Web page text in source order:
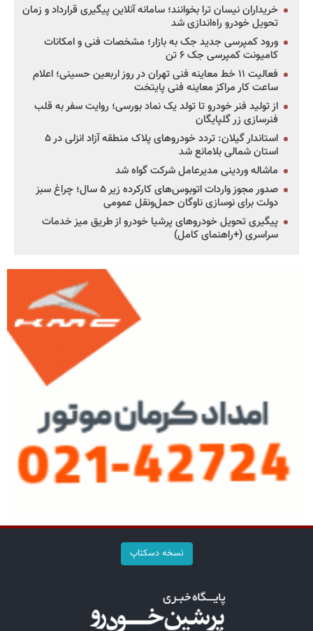
خریداران نیسان ترا بخوانند؛ سامانه آنلاین پیگیری قرارداد و زمان
تحویل خودرو راه‌اندازی شد
ورود کمپرسی جدید جک به بازار؛ مشخصات فنی و امکانات
کامیونت کمپرسی جک ۶ تن
فعالیت ۱۱ خط معاینه فنی تهران در روز اربعین حسینی؛ اعلام
ساعت کار مراکز معاینه فنی پایتخت
از تولید فنر خودرو تا تولد یک نماد بورسی؛ روایت سفر به قلب
فنرسازی زر گلپایگان
استاندار گیلان: تردد خودروهای پلاک منطقه آزاد انزلی در ۵
استان شمالی بلامانع شد
ماشاله وردینی مدیرعامل شرکت گواه شد
صدور مجوز واردات اتوبوس‌های کارکرده زیر ۵ سال؛ چراغ سبز
دولت برای نوسازی ناوگان حمل‌ونقل عمومی
پیگیری تحویل خودروهای پرشیا خودرو از طریق میز خدمات
سراسری (+راهنمای کامل)
نسخه دسکتاپ